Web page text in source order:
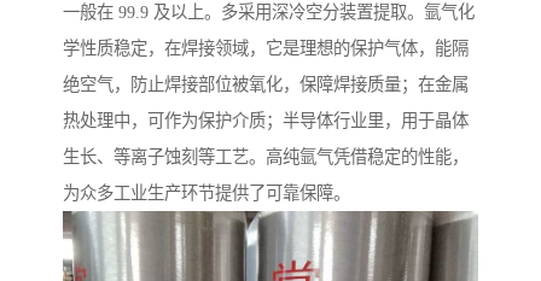
一般在 99.9 及以上。多采用深冷空分装置提取。氩气化
学性质稳定，在焊接领域，它是理想的保护气体，能隔
绝空气，防止焊接部位被氧化，保障焊接质量；在金属
热处理中，可作为保护介质；半导体行业里，用于晶体
生长、等离子蚀刻等工艺。高纯氩气凭借稳定的性能，
为众多工业生产环节提供了可靠保障。​